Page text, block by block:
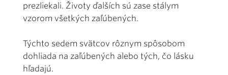
prezliekali. Životy ďalších sú zase stálym
vzorom všetkých zaľúbených.
Týchto sedem svätcov rôznym spôsobom
dohliada na zaľúbených alebo tých, čo lásku
hľadajú.